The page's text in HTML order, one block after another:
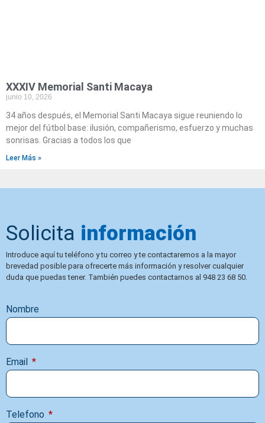
XXXIV Memorial Santi Macaya
junio 10, 2026
34 años después, el Memorial Santi Macaya sigue reuniendo lo
mejor del fútbol base: ilusión, compañerismo, esfuerzo y muchas
sonrisas. Gracias a todos los que
Leer Más »
Solicita información
Introduce aquí tu teléfono y tu correo y te contactaremos a la mayor
brevedad posible para ofrecerte más información y resolver cualquier
duda que puedas tener. También puedes contactarnos al 948 23 68 50.
Nombre
Email
Telefono